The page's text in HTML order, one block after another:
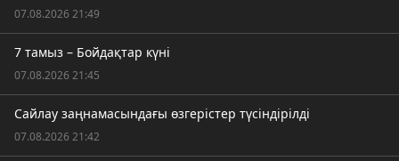
07.08.2026 21:49
7 тамыз – Бойдақтар күні
07.08.2026 21:45
Сайлау заңнамасындағы өзгерістер түсіндірілді
07.08.2026 21:42